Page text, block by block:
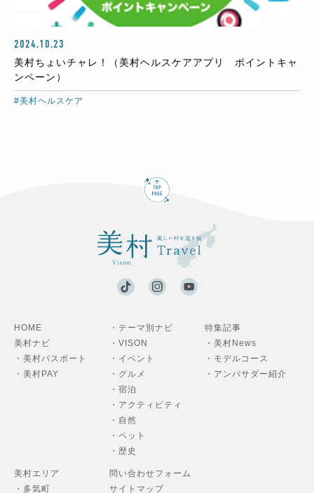
2024.10.23
美村ちょいチャレ！（美村ヘルスケアアプリ ポイントキャ
ンペーン）
#美村ヘルスケア
HOME
美村ナビ
・美村パスポート
・美村PAY
・テーマ別ナビ
・VISON
・イベント
・グルメ
・宿泊
・アクティビティ
・自然
・ペット
・歴史
特集記事
・美村News
・モデルコース
・アンバサダー紹介
美村エリア
・多気町
問い合わせフォーム
サイトマップ